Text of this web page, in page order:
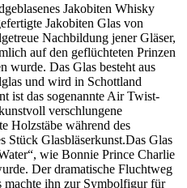
Jakobiten Whisky
Jakobiten Glas von
Nachbildung jener Gläser,
auf den geflüchteten Prinzen
wurde. Das Glas besteht aus
und wird in Schottland
ist das sogenannte Air Twist-
verschlungene
Holzstäbe während des
Stück Glasbläserkunst.Das Glas
wie Bonnie Prince Charlie
Der dramatische Fluchtweg
machte ihn zur Symbolfigur für